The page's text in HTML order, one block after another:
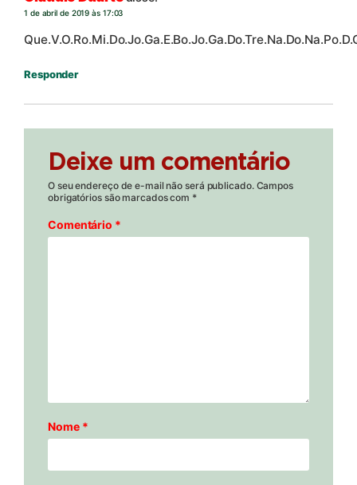
1 de abril de 2019 às 17:03
Responder
Deixe um comentário
O seu endereço de e-mail não será publicado. Campos
obrigatórios são marcados com *
Comentário *
Nome *